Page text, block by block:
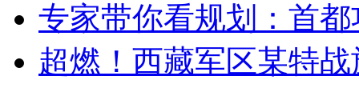
专家带你看规划：首
超燃！西藏军区某特